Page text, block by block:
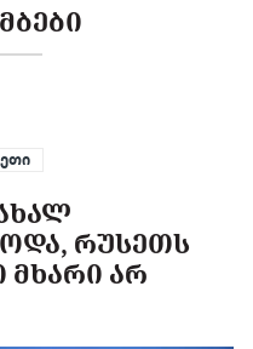
ᲠᲣᲡᲔᲗᲡ
ᲛᲮᲐᲠᲘ ᲐᲠ